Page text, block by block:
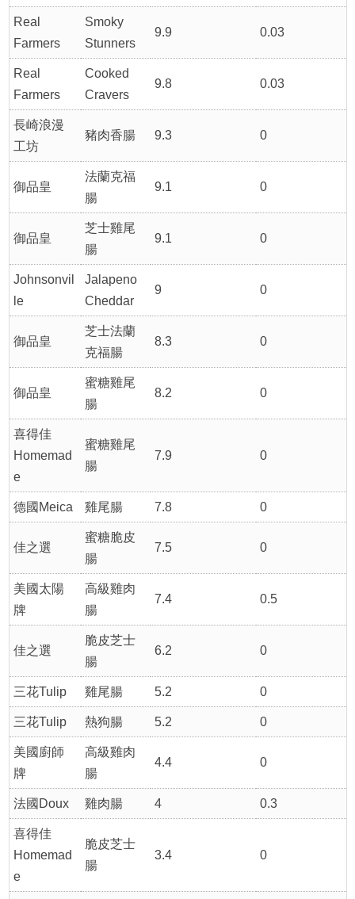
Real
Farmers
Smoky
Stunners
9.9 0.03
Real
Farmers
Cooked
Cravers
9.8 0.03
長崎浪漫
工坊
豬肉香腸 9.3 0
御品皇
法蘭克福
腸
9.1 0
御品皇
芝士雞尾
腸
9.1 0
Johnsonvil
le
Jalapeno
Cheddar
9 0
御品皇
芝士法蘭
克福腸
8.3 0
御品皇
蜜糖雞尾
腸
8.2 0
喜得佳
Homemad
e
蜜糖雞尾
腸
7.9 0
德國Meica 雞尾腸 7.8 0
佳之選
蜜糖脆皮
腸
7.5 0
美國太陽
牌
高級雞肉
腸
7.4 0.5
佳之選
脆皮芝士
腸
6.2 0
三花Tulip 雞尾腸 5.2 0
三花Tulip 熱狗腸 5.2 0
美國廚師
牌
高級雞肉
腸
4.4 0
法國Doux 雞肉腸 4 0.3
喜得佳
Homemad
e
脆皮芝士
腸
3.4 0